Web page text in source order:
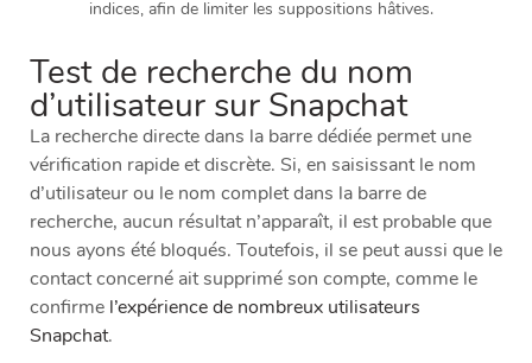
indices, afin de limiter les suppositions hâtives.
Test de recherche du nom
d’utilisateur sur Snapchat
La recherche directe dans la barre dédiée permet une
vérification rapide et discrète. Si, en saisissant le nom
d’utilisateur ou le nom complet dans la barre de
recherche, aucun résultat n’apparaît, il est probable que
nous ayons été bloqués. Toutefois, il se peut aussi que le
contact concerné ait supprimé son compte, comme le
confirme l’expérience de nombreux utilisateurs
Snapchat.